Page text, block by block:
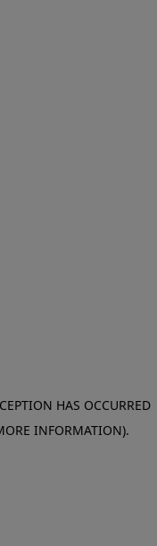
HAS OCCURRED
INFORMATION).